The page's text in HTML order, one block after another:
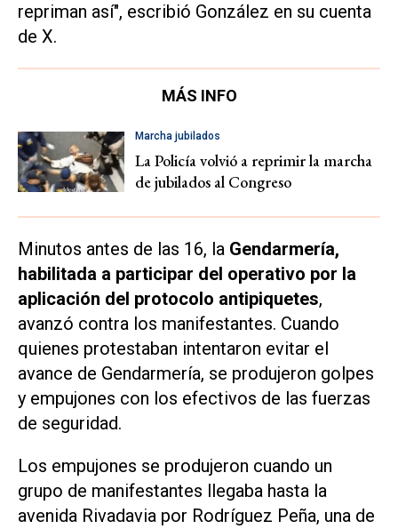
repriman así", escribió González en su cuenta
de X.
MÁS INFO
Marcha jubilados
La Policía volvió a reprimir la marcha
de jubilados al Congreso
Minutos antes de las 16, la Gendarmería,
habilitada a participar del operativo por la
aplicación del protocolo antipiquetes,
avanzó contra los manifestantes. Cuando
quienes protestaban intentaron evitar el
avance de Gendarmería, se produjeron golpes
y empujones con los efectivos de las fuerzas
de seguridad.
Los empujones se produjeron cuando un
grupo de manifestantes llegaba hasta la
avenida Rivadavia por Rodríguez Peña, una de